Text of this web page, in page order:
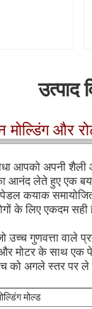
उत्पाद
मोल्डिंग और
आपको अपनी
आनंद लेते हुए एक
कयाक
के लिए एकदम
उच्च गुणवत्ता वाले
मोटर के साथ एक
को अगले स्तर
मोल्ड